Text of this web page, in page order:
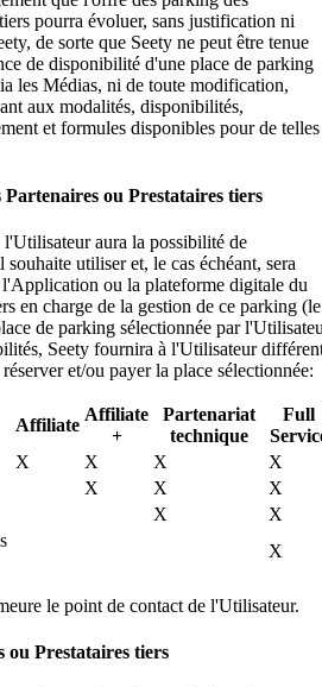
pourra évoluer, sans justification ni
de sorte que Seety ne peut être tenue
de disponibilité d'une place de parking
les Médias, ni de toute modification,
aux modalités, disponibilités,
et formules disponibles pour de telles
ou Prestataires tiers
aura la possibilité de
utiliser et, le cas échéant, sera
ou la plateforme digitale du
en charge de la gestion de ce parking (le
de parking sélectionnée par
Seety fournira à l'Utilisateur
et/ou payer la place sélectionnée:
Affiliate
Affiliate
+
Partenariat
technique
Full
X X X
X
X X
X
X
X
X
le point de contact de l'Utilisateur.
ou Prestataires tiers